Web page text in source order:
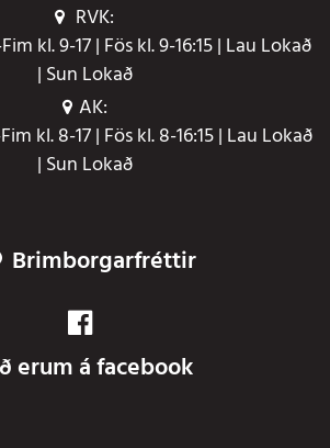
RVK:
kl. 9-17 | Fös kl. 9-16:15 | Lau Lokað
| Sun Lokað
AK:
kl. 8-17 | Fös kl. 8-16:15 | Lau Lokað
| Sun Lokað
Brimborgarfréttir
erum á facebook